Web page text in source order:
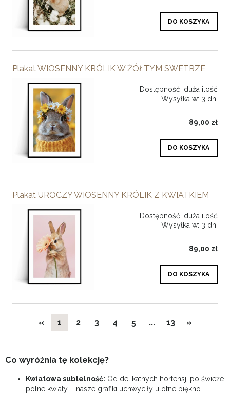
DO KOSZYKA
Plakat WIOSENNY KRÓLIK W ŻÓŁTYM SWETRZE
Dostępność: duża ilość
Wysyłka w: 3 dni
89,00 zł
DO KOSZYKA
Plakat UROCZY WIOSENNY KRÓLIK Z KWIATKIEM
Dostępność: duża ilość
Wysyłka w: 3 dni
89,00 zł
DO KOSZYKA
« 1 2 3 4 5 ... 13 »
Co wyróżnia tę kolekcję?
Kwiatowa subtelność: Od delikatnych hortensji po świeże
polne kwiaty – nasze grafiki uchwyciły ulotne piękno